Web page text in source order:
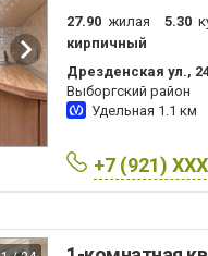
27.90 жилая 5.30
кирпичный
Дрезденская ул.,
Выборгский район
Удельная 1.1 км
+7 (921)